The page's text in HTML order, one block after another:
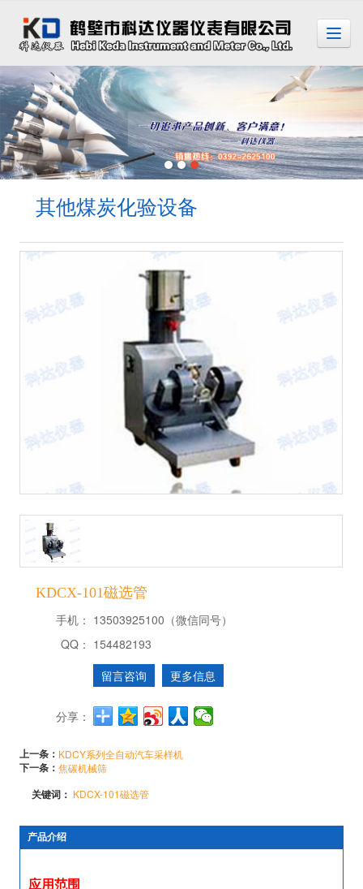
很遗憾，因您的浏览器版本过低导致无法获得最佳浏览体验，推荐下载安装谷歌浏览器！
其他煤炭化验设备
KDCX-101磁选管
手机： 13503925100（微信同号）
QQ： 154482193
留言咨询
更多信息
分享：
上一条： KDCY系列全自动汽车采样机
下一条：焦碳机械筛
关键词： KDCX-101磁选管
产品介绍
应用范围